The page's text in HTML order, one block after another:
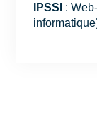
IPSSI :